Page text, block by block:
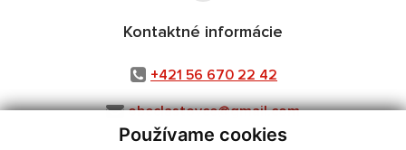
Používame cookies
Kontaktné informácie
+421 56 670 22 42
obeclastovce@gmail.com